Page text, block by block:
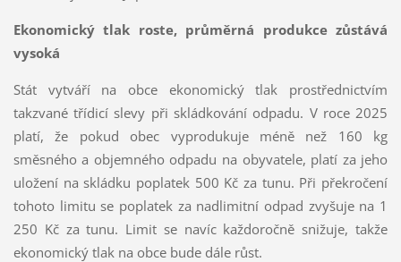
Ekonomický tlak roste, průměrná produkce zůstává
vysoká
Stát vytváří na obce ekonomický tlak prostřednictvím
takzvané třídicí slevy při skládkování odpadu. V roce 2025
platí, že pokud obec vyprodukuje méně než 160 kg
směsného a objemného odpadu na obyvatele, platí za jeho
uložení na skládku poplatek 500 Kč za tunu. Při překročení
tohoto limitu se poplatek za nadlimitní odpad zvyšuje na 1
250 Kč za tunu. Limit se navíc každoročně snižuje, takže
ekonomický tlak na obce bude dále růst.